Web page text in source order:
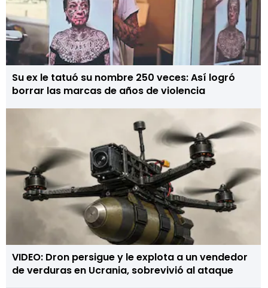
Su ex le tatuó su nombre 250 veces: Así logró
borrar las marcas de años de violencia
VIDEO: Dron persigue y le explota a un vendedor
de verduras en Ucrania, sobrevivió al ataque